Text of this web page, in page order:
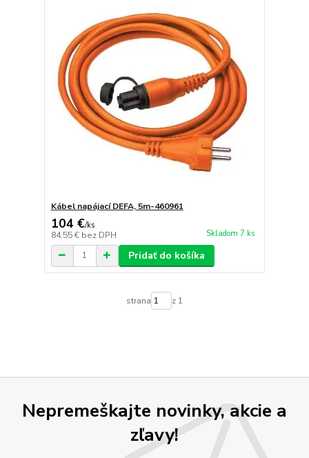
Kábel napájací DEFA, 5m-460961
104 €/ks
84,55 € bez DPH Skladom 7 ks
Pridať do košíka
strana z 1
Nepremeškajte novinky, akcie a
zľavy!